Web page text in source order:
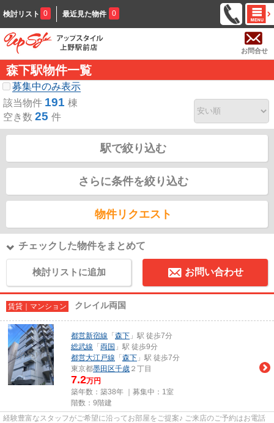
検討リスト 0 最近見た物件 0
お問合せ
森下駅物件一覧
募集中のみ表示
該当物件 191 棟
空き数 25 件
駅で絞り込む
さらに条件を絞り込む
物件リクエスト
チェックした物件をまとめて
検討リストに追加 お問い合わせ
賃貸｜マンション クレイル両国
都営新宿線 「 森下 」駅 徒歩7分
総武線 「 両国 」駅 徒歩9分
都営大江戸線 「 森下 」駅 徒歩7分
東京都墨田区千歳 ２丁目
7.2万円
築年数：築38年 ｜募集中： 1室
階数：9階建
経験豊富なスタッフがご希望に沿ってお部屋をご提案♪ ご来店のご予約はお電話